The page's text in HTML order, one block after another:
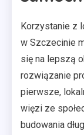
Korzystanie z
w Szczecinie
się na lepszą
rozwiązanie
pierwsze,
więzi ze
budowania